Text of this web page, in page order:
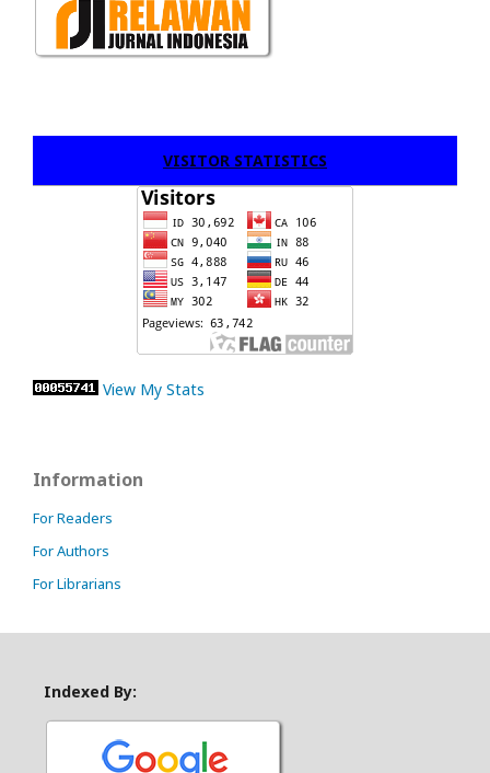
VISITOR STATISTICS
View My Stats
Information
For Readers
For Authors
For Librarians
Indexed By: